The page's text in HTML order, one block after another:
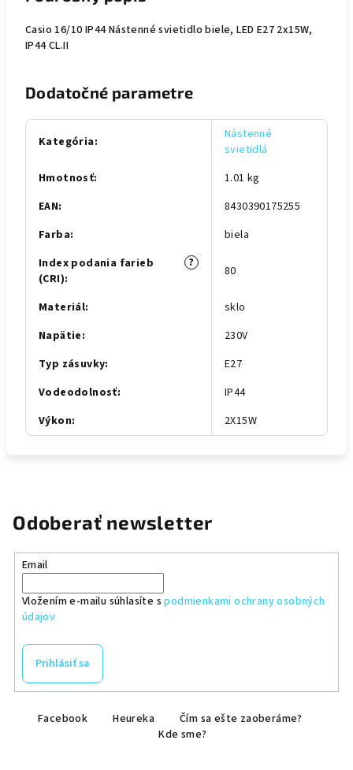
Casio 16/10 IP44 Nástenné svietidlo biele, LED E27 2x15W,
IP44 CL.II
Dodatočné parametre
Kategória:
Nástenné
svietidlá
Hmotnosť:
1.01 kg
EAN:
8430390175255
Farba:
biela
?
Index podania farieb
(CRI): 80
Materiál:
sklo
Napätie:
230V
Typ zásuvky:
E27
Vodeodolnosť:
IP44
Výkon: 2X15W
Odoberať newsletter
Email
Vložením e-mailu súhlasíte spodmienkami ochrany osobných
údajov
Prihlásiť sa
Facebook Heureka
Čím sa ešte zaoberáme?
Kde sme?